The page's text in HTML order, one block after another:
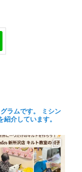
ラムです。 ミシン
介しています。